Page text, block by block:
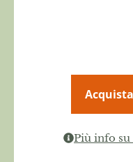
Più info